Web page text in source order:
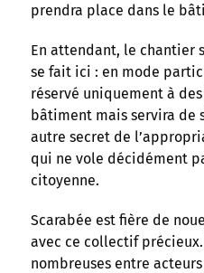
prendra place dans le
En attendant, le chantier
se fait ici : en mode
réservé uniquement à
bâtiment mais servira de
autre secret de
qui ne vole décidément
citoyenne.
Scarabée est fière de
avec ce collectif
nombreuses entre